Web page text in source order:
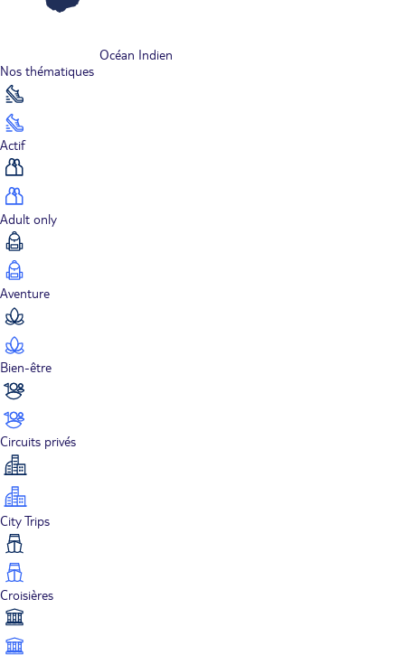
Océan Indien
Nos thématiques
Actif
Adult only
Aventure
Bien-être
Circuits privés
City Trips
Croisières